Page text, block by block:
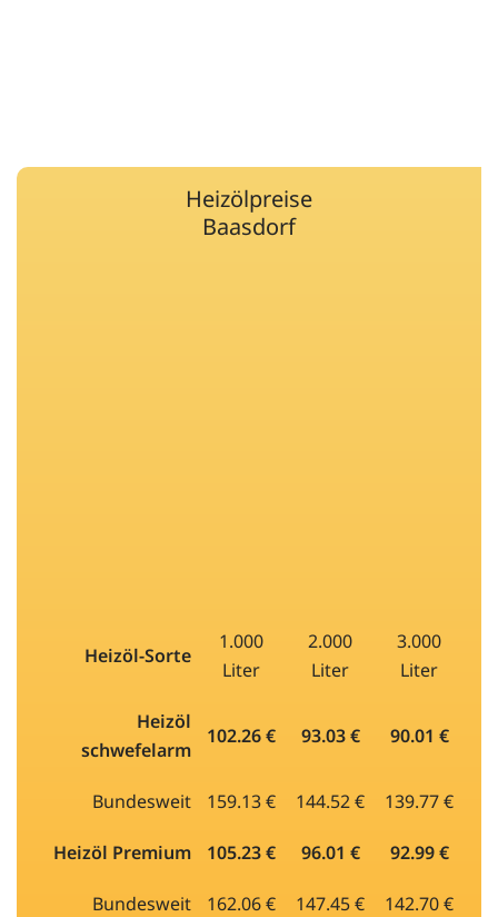
Heizölpreise
Baasdorf
Heizöl-Sorte
1.000
Liter
2.000
Liter
3.000
Liter
Heizöl
schwefelarm
102.26 € 93.03 € 90.01 €
Bundesweit 159.13 € 144.52 € 139.77 €
Heizöl Premium 105.23 € 96.01 € 92.99 €
Bundesweit 162.06 € 147.45 € 142.70 €